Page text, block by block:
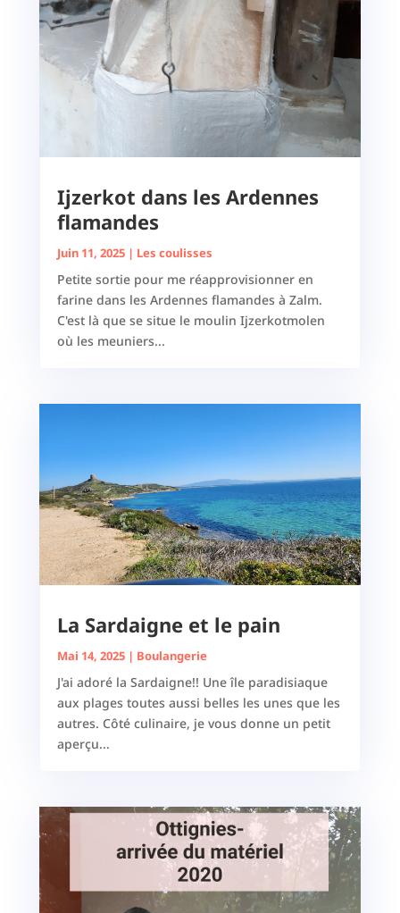
Ijzerkot dans les Ardennes
flamandes
Juin 11, 2025| Les coulisses
Petite sortie pour me réapprovisionner en
farine dans les Ardennes flamandes à Zalm.
C'est là que se situe le moulin Ijzerkotmolen
où les meuniers...
La Sardaigne et le pain
Mai 14, 2025| Boulangerie
J'ai adoré la Sardaigne!! Une île paradisiaque
aux plages toutes aussi belles les unes que les
autres. Côté culinaire, je vous donne un petit
aperçu...